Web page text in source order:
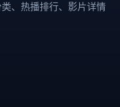
、热播排行、影片详情